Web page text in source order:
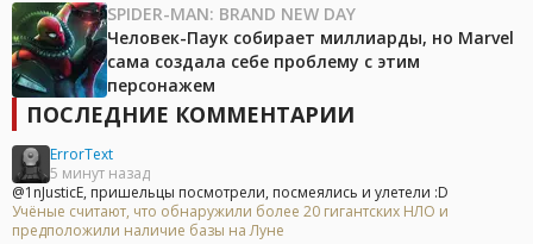
SPIDER-MAN: BRAND NEW DAY
Человек-Паук собирает миллиарды, но Marvel
сама создала себе проблему с этим
персонажем
ПОСЛЕДНИЕ КОММЕНТАРИИ
ErrorText
5 минут назад
@1nJusticE, пришельцы посмотрели, посмеялись и улетели :D
Учёные считают, что обнаружили более 20 гигантских НЛО и
предположили наличие базы на Луне